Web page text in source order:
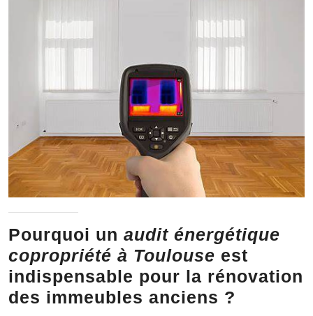
Pourquoi un audit énergétique
copropriété à Toulouse est
indispensable pour la rénovation
des immeubles anciens ?